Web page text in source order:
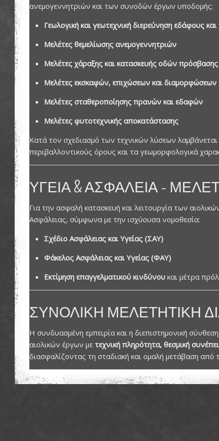
ανεμογεννητριών και των συνοδών έργων υποδομής:
Γεωλογική και γεωτεχνική διερεύνηση εδάφους
Μελέτες θεμελίωσης ανεμογεννητριών
Μελέτες χάραξης και κατασκευής οδών πρόσβασης
Μελέτες εκσκαφών, επιχώσεων και
Μελέτες σταθεροποίησης πρανών και εδαφών
Μελέτες φυτοτεχνικής αποκατάστασης
Κατά τον σχεδιασμό των τεχνικών λύσεων
περιβαλλοντικούς όρους και τα γεωμορφολογικά
ΥΓΕΊΑ & ΑΣΦΆΛΕΙΑ –
Για την ασφαλή κατασκευή και λειτουργία των
Ασφάλειας, σύμφωνα με την ισχύουσα νομοθεσία:
Σχέδιο Ασφάλειας και Υγείας (ΣΑΥ)
Φάκελος Ασφάλειας και Υγείας (ΦΑΥ)
Εκτίμηση επαγγελματικού κινδύνου και μέτρα
ΣΥΝΟΛΙΚΉ ΜΕΛΕΤΗΤΙΚΉ
Η συνδυασμένη εμπειρία και η διεπιστημονική
αιολικών έργων με τεχνική πληρότητα, θεσμική
διασφαλίζοντας τη σταδιακή και ομαλή μετάβαση από